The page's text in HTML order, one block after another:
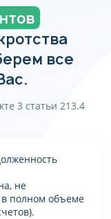
все
3 статьи 213.4
не
в полном объеме